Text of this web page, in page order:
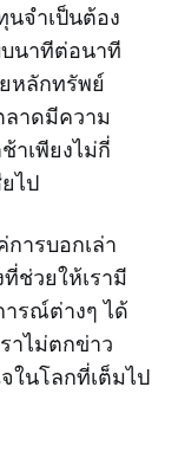
นจำเป็นต้อง
นาทีต่อนาที
หลักทรัพย์
ลาดมีความ
าเพียงไม่กี่
ไป
ารบอกเล่า
ช่วยให้เรามี
รณ์ต่างๆ ได้
าไม่ตกข่าว
ในโลกที่เต็มไป